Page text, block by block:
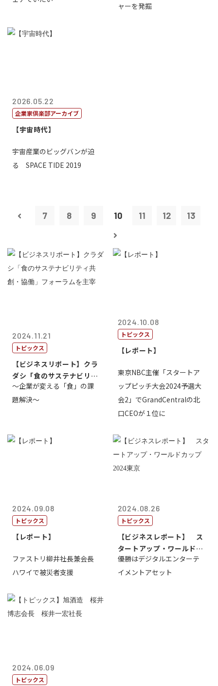
ャーを発掘
2026.05.22
企業家倶楽部アーカイブ
【宇宙時代】
宇宙産業のビッグバンが迫
る SPACE TIDE 2019
7 8 9 10 11 12 13
2024.11.21
トピックス
【ビジネスリポート】クラ
ダシ「食のサステナビリテ
ィ共創・協働...
～企業が変える「食」の課
題解決～
2024.10.08
トピックス
【レポート】
東京NBC主催「スタートア
ップピッチ大会2024予選大
会2」でGrandCentralの北
口CEOが１位に
2024.09.08
トピックス
【レポート】
ファストリ柳井社長兼会長
ハワイで被災者支援
2024.08.26
トピックス
【ビジネスレポート】 ス
タートアップ・ワールドカ
ップ2024...
優勝はデジタルエンターテ
イメントアセット
2024.06.09
トピックス